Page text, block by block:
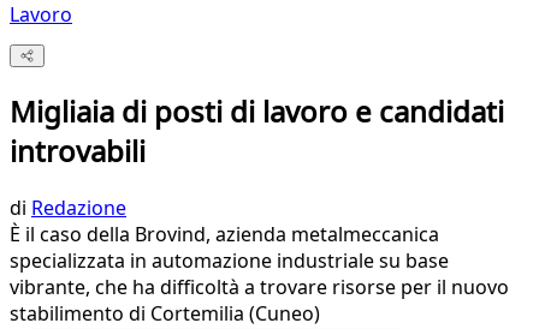
Lavoro
Migliaia di posti di lavoro e candidati
introvabili
di Redazione
È il caso della Brovind, azienda metalmeccanica
specializzata in automazione industriale su base
vibrante, che ha difficoltà a trovare risorse per il nuovo
stabilimento di Cortemilia (Cuneo)